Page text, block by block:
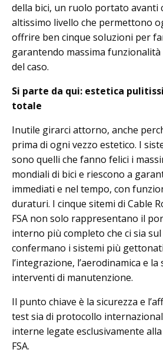
della bici, un ruolo portato avanti
altissimo livello che permettono
offrire ben cinque soluzioni per
garantendo massima
del caso.
Si parte da qui: estetica
totale
Inutile girarci attorno, anche
prima di ogni vezzo estetico. I
sono quelli che fanno felici i
mondiali di bici e riescono a
immediati e nel tempo, con
duraturi. I cinque sitemi di Cable
FSA non solo rappresentano il
interno più completo che ci sia
confermano i sistemi più
l’integrazione, l’aerodinamica e
interventi di manutenzione.
Il punto chiave è la sicurezza e
test sia di protocollo
interne legate esclusivamente
FSA.